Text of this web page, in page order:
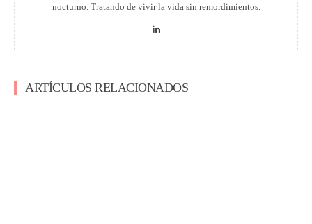
nocturno. Tratando de vivir la vida sin remordimientos.
ARTÍCULOS RELACIONADOS